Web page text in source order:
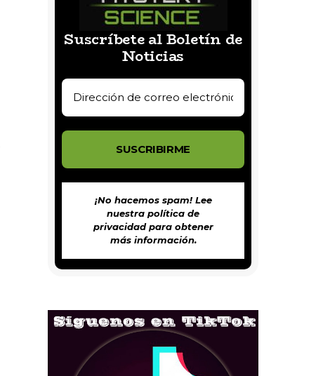
Suscríbete al Boletín de
Noticias
¡No hacemos spam! Lee
nuestra política de
privacidadpara obtener
más información.